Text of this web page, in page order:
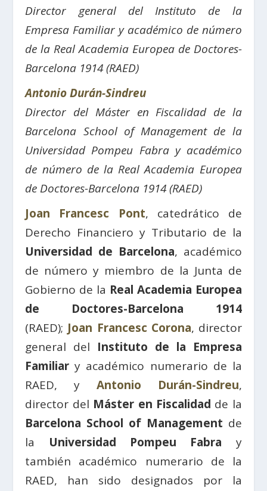
Director general del Instituto de la
Empresa Familiar y académico de número
de la Real Academia Europea de Doctores-
Barcelona 1914 (RAED)
Antonio Durán-Sindreu
Director del Máster en Fiscalidad de la
Barcelona School of Management de la
Universidad Pompeu Fabra y académico
de número de la Real Academia Europea
de Doctores-Barcelona 1914 (RAED)
Joan Francesc Pont, catedrático de
Derecho Financiero y Tributario de la
Universidad de Barcelona, académico
de número y miembro de la Junta de
Gobierno de la Real Academia Europea
de Doctores-Barcelona 1914
(RAED); Joan Francesc Corona, director
general del Instituto de la Empresa
Familiar y académico numerario de la
RAED, y Antonio Durán-Sindreu,
director del Máster en Fiscalidad de la
Barcelona School of Management de
la Universidad Pompeu Fabra y
también académico numerario de la
RAED, han sido designados por la